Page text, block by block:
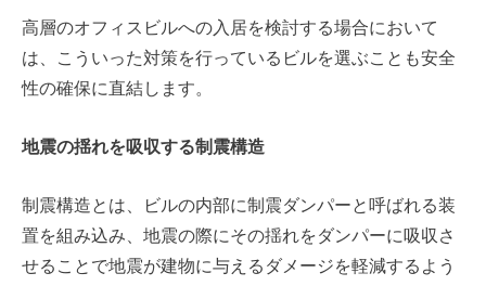
高層のオフィスビルへの入居を検討する場合において
は、こういった対策を行っているビルを選ぶことも安全
性の確保に直結します。
地震の揺れを吸収する制震構造
制震構造とは、ビルの内部に制震ダンパーと呼ばれる装
置を組み込み、地震の際にその揺れをダンパーに吸収さ
せることで地震が建物に与えるダメージを軽減するよう